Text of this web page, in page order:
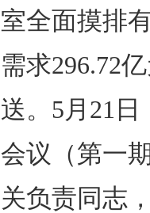
室全面摸排
需求296.72
送。5月21
会议（第一
关负责同志